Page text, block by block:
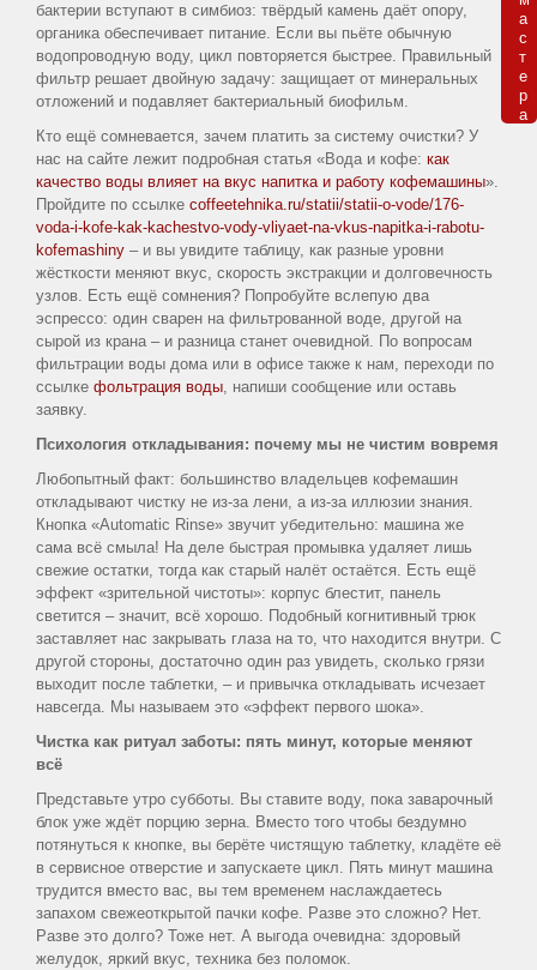
бактерии вступают в симбиоз: твёрдый камень даёт опору,
органика обеспечивает питание. Если вы пьёте обычную
водопроводную воду, цикл повторяется быстрее. Правильный
фильтр решает двойную задачу: защищает от минеральных
отложений и подавляет бактериальный биофильм.
Кто ещё сомневается, зачем платить за систему очистки? У
нас на сайте лежит подробная статья «Вода и кофе: как
качество воды влияет на вкус напитка и работу кофемашины».
Пройдите по ссылке coffeetehnika.ru/statii/statii-o-vode/176-
voda-i-kofe-kak-kachestvo-vody-vliyaet-na-vkus-napitka-i-rabotu-
kofemashiny – и вы увидите таблицу, как разные уровни
жёсткости меняют вкус, скорость экстракции и долговечность
узлов. Есть ещё сомнения? Попробуйте вслепую два
эспрессо: один сварен на фильтрованной воде, другой на
сырой из крана – и разница станет очевидной. По вопросам
фильтрации воды дома или в офисе также к нам, переходи по
ссылке фольтрация воды, напиши сообщение или оставь
заявку.
Психология откладывания: почему мы не чистим вовремя
Любопытный факт: большинство владельцев кофемашин
откладывают чистку не из-за лени, а из-за иллюзии знания.
Кнопка «Automatic Rinse» звучит убедительно: машина же
сама всё смыла! На деле быстрая промывка удаляет лишь
свежие остатки, тогда как старый налёт остаётся. Есть ещё
эффект «зрительной чистоты»: корпус блестит, панель
светится – значит, всё хорошо. Подобный когнитивный трюк
заставляет нас закрывать глаза на то, что находится внутри. С
другой стороны, достаточно один раз увидеть, сколько грязи
выходит после таблетки, – и привычка откладывать исчезает
навсегда. Мы называем это «эффект первого шока».
Чистка как ритуал заботы: пять минут, которые меняют
всё
Представьте утро субботы. Вы ставите воду, пока заварочный
блок уже ждёт порцию зерна. Вместо того чтобы бездумно
потянуться к кнопке, вы берёте чистящую таблетку, кладёте её
в сервисное отверстие и запускаете цикл. Пять минут машина
трудится вместо вас, вы тем временем наслаждаетесь
запахом свежеоткрытой пачки кофе. Разве это сложно? Нет.
Разве это долго? Тоже нет. А выгода очевидна: здоровый
желудок, яркий вкус, техника без поломок.
а
с
т
е
р
а